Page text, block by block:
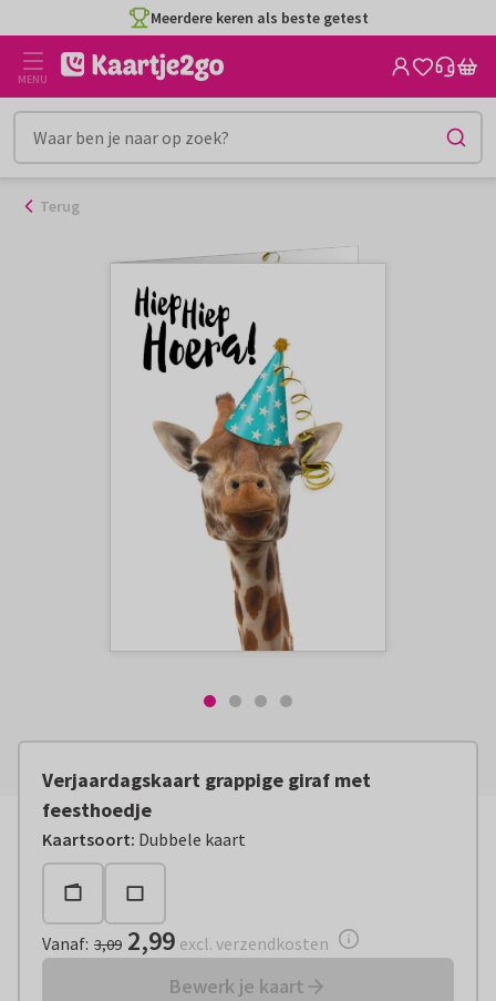
naar
inhoud
Meerdere keren als beste getest
MENU
Terug
Verjaardagskaart grappige giraf met
feesthoedje
Kaartsoort: Dubbele kaart
Vanaf: € 2,99 excl. verzendkosten
Vanaf: 3,09 2,99 excl. verzendkosten
Bewerk je kaart